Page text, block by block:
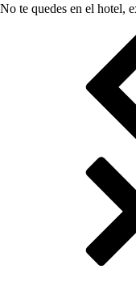
No te quedes en el hotel,